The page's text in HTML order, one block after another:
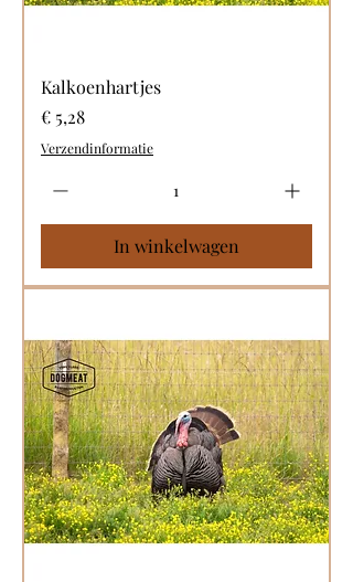
Kalkoenhartjes
Prijs
€ 5,28
Verzendinformatie
In winkelwagen